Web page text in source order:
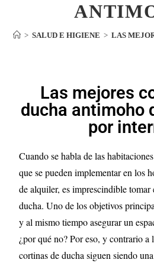
> SALUD E HIGIENE > LAS
Las mejores
ducha antimoho
por
Cuando se habla de las
que se pueden implementar en los
de alquiler, es imprescindible tomar
ducha. Uno de los objetivos
y al mismo tiempo asegurar un
¿por qué no? Por eso, y contrario a
cortinas de ducha siguen siendo